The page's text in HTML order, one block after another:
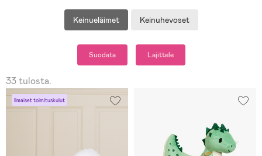
Keinueläimet Keinuhevoset
Suodata Lajittele
33 tulosta.
Ilmaiset toimituskulut